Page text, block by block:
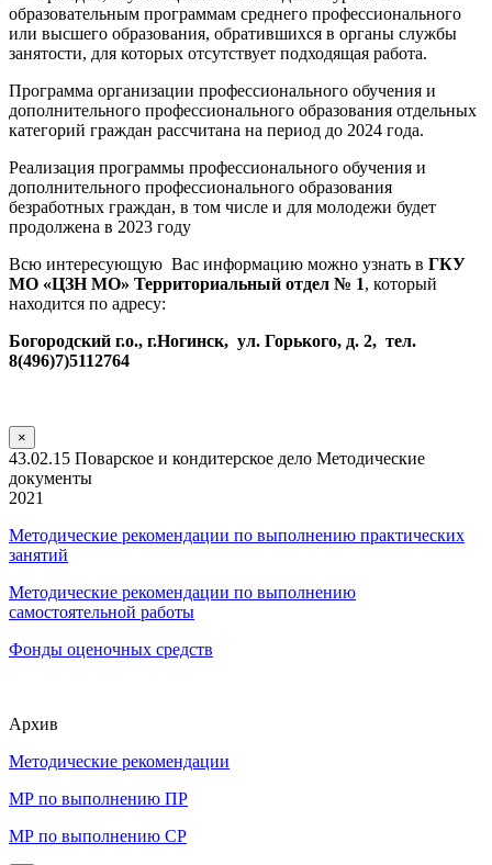
образовательным программам среднего профессионального
или высшего образования, обратившихся в органы службы
занятости, для которых отсутствует подходящая работа.
Программа организации профессионального обучения и
дополнительного профессионального образования отдельных
категорий граждан рассчитана на период до 2024 года.
Реализация программы профессионального обучения и
дополнительного профессионального образования
безработных граждан, в том числе и для молодежи будет
продолжена в 2023 году
Всю интересующую Вас информацию можно узнать в ГКУ
МО «ЦЗН МО» Территориальный отдел № 1, который
находится по адресу:
Богородский г.о., г.Ногинск, ул. Горького, д. 2, тел.
8(496)7)5112764
×
43.02.15 Поварское и кондитерское дело Методические
документы
2021
Методические рекомендации по выполнению практических
занятий
Методические рекомендации по выполнению
самостоятельной работы
Фонды оценочных средств
Архив
Методические рекомендации
МР по выполнению ПР
МР по выполнению СР